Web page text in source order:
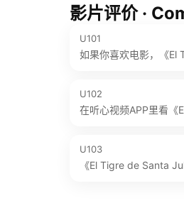
影片评价 ·
U101
如果你喜欢电影，《El
U102
在听心视频APP里看《
U103
《El Tigre de Santa